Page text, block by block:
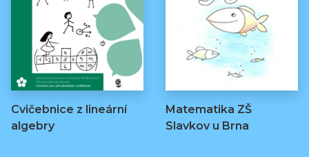
Cvičebnice z lineární
algebry
Matematika ZŠ
Slavkov u Brna